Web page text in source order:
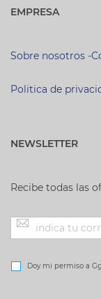
EMPRESA
Sobre nosotros -
Politica de
NEWSLETTER
Recibe todas las
Inscríbase
a Doy mi permiso a